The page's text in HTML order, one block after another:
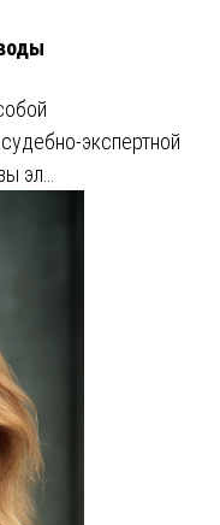
экспертной
эл…